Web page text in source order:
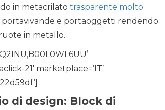
in metacrilato trasparente molto
portavivande e portaoggetti rendendo
in metallo.
21′ marketplace=’IT’
di design: Block di